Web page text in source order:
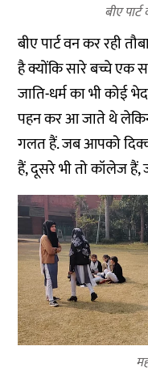
बीए
बीए पार्ट वन कर रही
है क्योंकि सारे बच्चे एक
जाति-धर्म का भी कोई
पहन कर आ जाते थे
गलत हैं. जब आपको
हैं, दूसरे भी तो कॉलेज हैं,